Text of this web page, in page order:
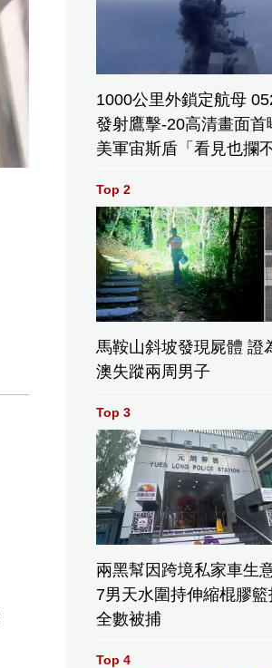
1000公里外鎖定航母
發射鷹擊-20高清畫面首
美軍宙斯盾「看見也攔不
Top 2
馬鞍山斜坡發現屍體 證
澳失蹤兩周男子
Top 3
兩黑幫因跨境私家車生
7男天水圍持伸縮棍膠籃
全數被捕
Top 4